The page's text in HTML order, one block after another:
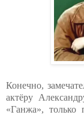
Конечно,
актёру
«Ганжа»,